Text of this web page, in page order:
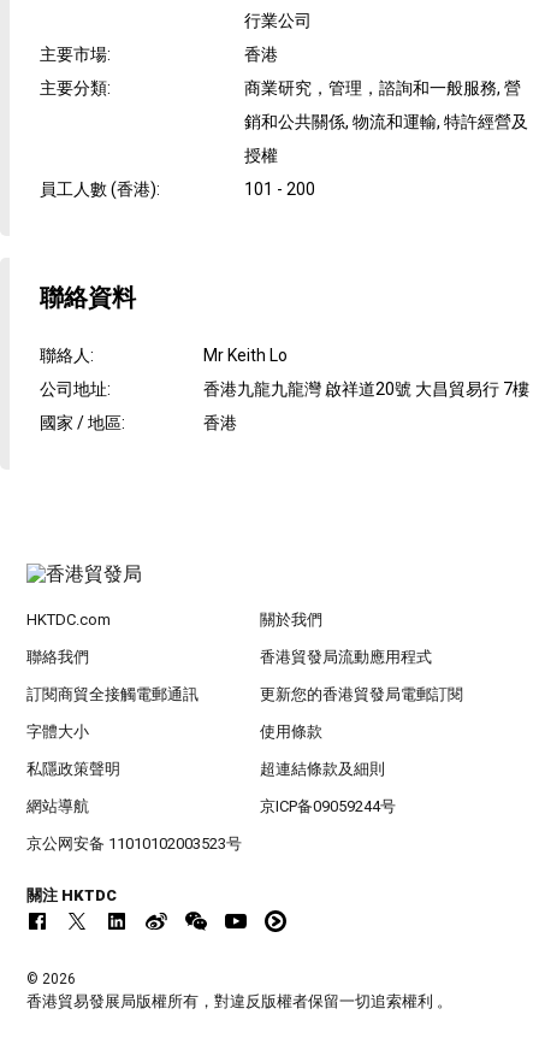
行業公司
主要市場:
香港
主要分類:
商業研究，管理，諮詢和一般服務, 營
銷和公共關係, 物流和運輸, 特許經營及
授權
員工人數 (香港): 101 - 200
聯絡資料
聯絡人:
Mr Keith Lo
公司地址:
香港九龍九龍灣 啟祥道20號 大昌貿易行 7樓
國家 / 地區: 香港
HKTDC.com 關於我們
聯絡我們 香港貿發局流動應用程式
訂閱商貿全接觸電郵通訊 更新您的香港貿發局電郵訂閱
字體大小 使用條款
私隱政策聲明 超連結條款及細則
網站導航 京ICP备09059244号
京公网安备 11010102003523号
關注 HKTDC
© 2026
香港貿易發展局版權所有，對違反版權者保留一切追索權利 。